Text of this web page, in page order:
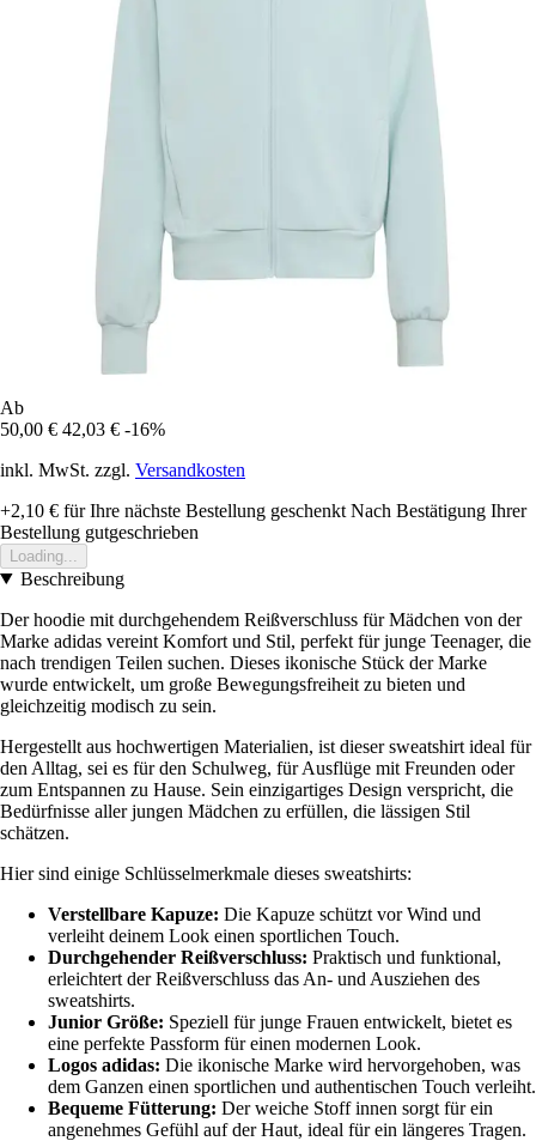
Ab
50,00 € 42,03 € -16%
inkl. MwSt. zzgl. Versandkosten
+2,10 € für Ihre nächste Bestellung geschenkt Nach Bestätigung Ihrer
Bestellung gutgeschrieben
Loading...
Beschreibung
Der hoodie mit durchgehendem Reißverschluss für Mädchen von der
Marke adidas vereint Komfort und Stil, perfekt für junge Teenager, die
nach trendigen Teilen suchen. Dieses ikonische Stück der Marke
wurde entwickelt, um große Bewegungsfreiheit zu bieten und
gleichzeitig modisch zu sein.
Hergestellt aus hochwertigen Materialien, ist dieser sweatshirt ideal für
den Alltag, sei es für den Schulweg, für Ausflüge mit Freunden oder
zum Entspannen zu Hause. Sein einzigartiges Design verspricht, die
Bedürfnisse aller jungen Mädchen zu erfüllen, die lässigen Stil
schätzen.
Hier sind einige Schlüsselmerkmale dieses sweatshirts:
Verstellbare Kapuze: Die Kapuze schützt vor Wind und
verleiht deinem Look einen sportlichen Touch.
Durchgehender Reißverschluss: Praktisch und funktional,
erleichtert der Reißverschluss das An- und Ausziehen des
sweatshirts.
Junior Größe: Speziell für junge Frauen entwickelt, bietet es
eine perfekte Passform für einen modernen Look.
Logos adidas: Die ikonische Marke wird hervorgehoben, was
dem Ganzen einen sportlichen und authentischen Touch verleiht.
Bequeme Fütterung: Der weiche Stoff innen sorgt für ein
angenehmes Gefühl auf der Haut, ideal für ein längeres Tragen.